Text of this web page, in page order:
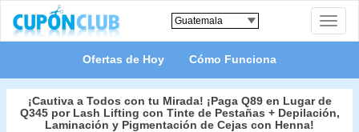
Toggle
Ofertas de Hoy Cómo Funciona
¡Cautiva a Todos con tu Mirada! ¡Paga Q89 en Lugar de
Q345 por Lash Lifting con Tinte de Pestañas + Depilación,
Laminación y Pigmentación de Cejas con Henna!